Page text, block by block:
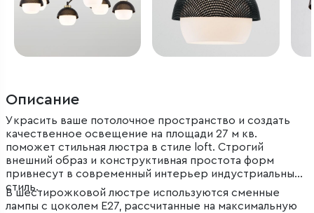
Описание
Украсить ваше потолочное пространство и создать
качественное освещение на площади 27 м кв.
поможет стильная люстра в стиле loft. Строгий
внешний образ и конструктивная простота форм
привнесут в современный интерьер индустриальный
стиль.
В шестирожковой люстре используются сменные
лампы с цоколем E27, рассчитанные на максимальную